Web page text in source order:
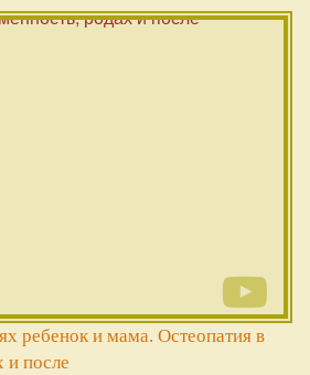
ребенок и мама. Остеопатия в
и после